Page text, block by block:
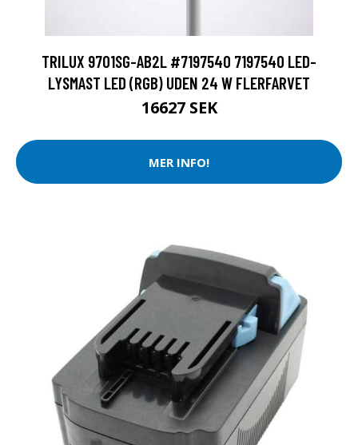
TRILUX 9701SG-AB2L #7197540 7197540 LED-
LYSMAST LED (RGB) UDEN 24 W FLERFARVET
16627 SEK
MER INFO!